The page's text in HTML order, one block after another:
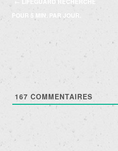
des
POUR 5 MIN. PAR JOUR.
167 COMMENTAIRES